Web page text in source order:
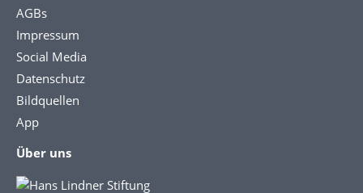
AGBs
Impressum
Social Media
Datenschutz
Bildquellen
App
Über uns